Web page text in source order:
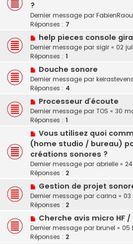
?
Dernier message par
Réponses : 7
help pieces console
Dernier message par sigir « 02
Réponses : 1
Douche sonore
Dernier message par
Réponses : 4
Processeur d’écoute
Dernier message par TOS « 30
Réponses : 1
Vous utilisez quoi
(home studio / bureau)
créations sonores ?
Dernier message par abrielle «
Réponses : 2
Gestion de projet
Dernier message par carina « 03
Réponses : 2
Cherche avis micro HF
Dernier message par brunel « 05
Réponses : 2